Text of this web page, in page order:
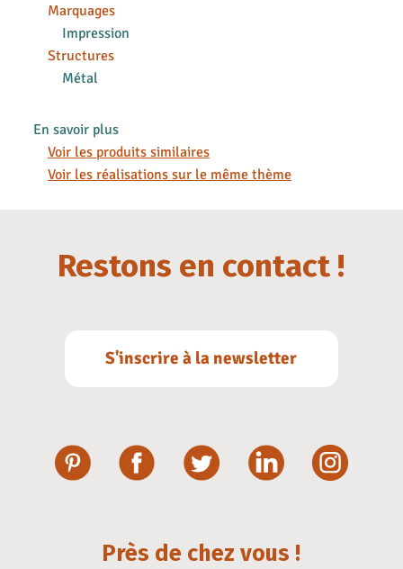
Marquages
Impression
Structures
Métal
En savoir plus
Voir les produits similaires
Voir les réalisations sur le même thème
Restons en contact !
S'inscrire à la newsletter
Près de chez vous !